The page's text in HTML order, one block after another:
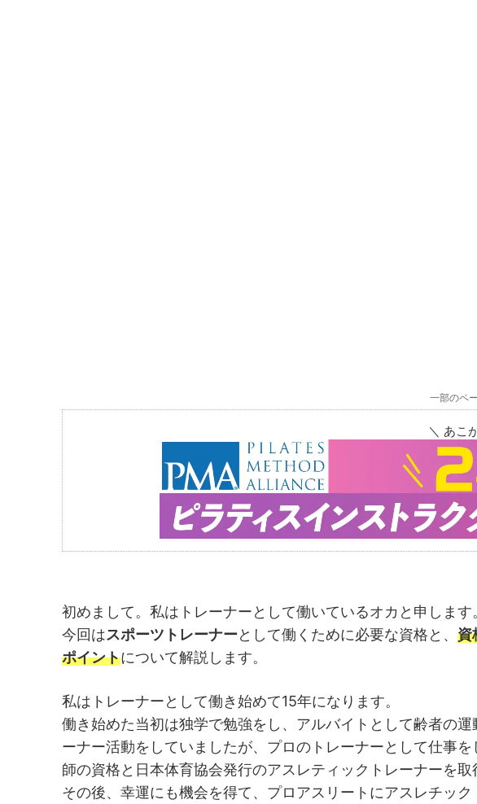
一部のペ
＼ あこ
初めまして。私はトレーナーとして働いているオカと申します
今回はスポーツトレーナーとして働くために必要な資格と、 資
ポイントについて解説します。
私はトレーナーとして働き始めて15年になります。
働き始めた当初は独学で勉強をし、アルバイトとして齢者の
ーナー活動をしていましたが、プロのトレーナーとして仕事
師の資格と日本体育協会発行のアスレティックトレーナーを取
その後、幸運にも機会を得て、プロアスリートにアスレチッ